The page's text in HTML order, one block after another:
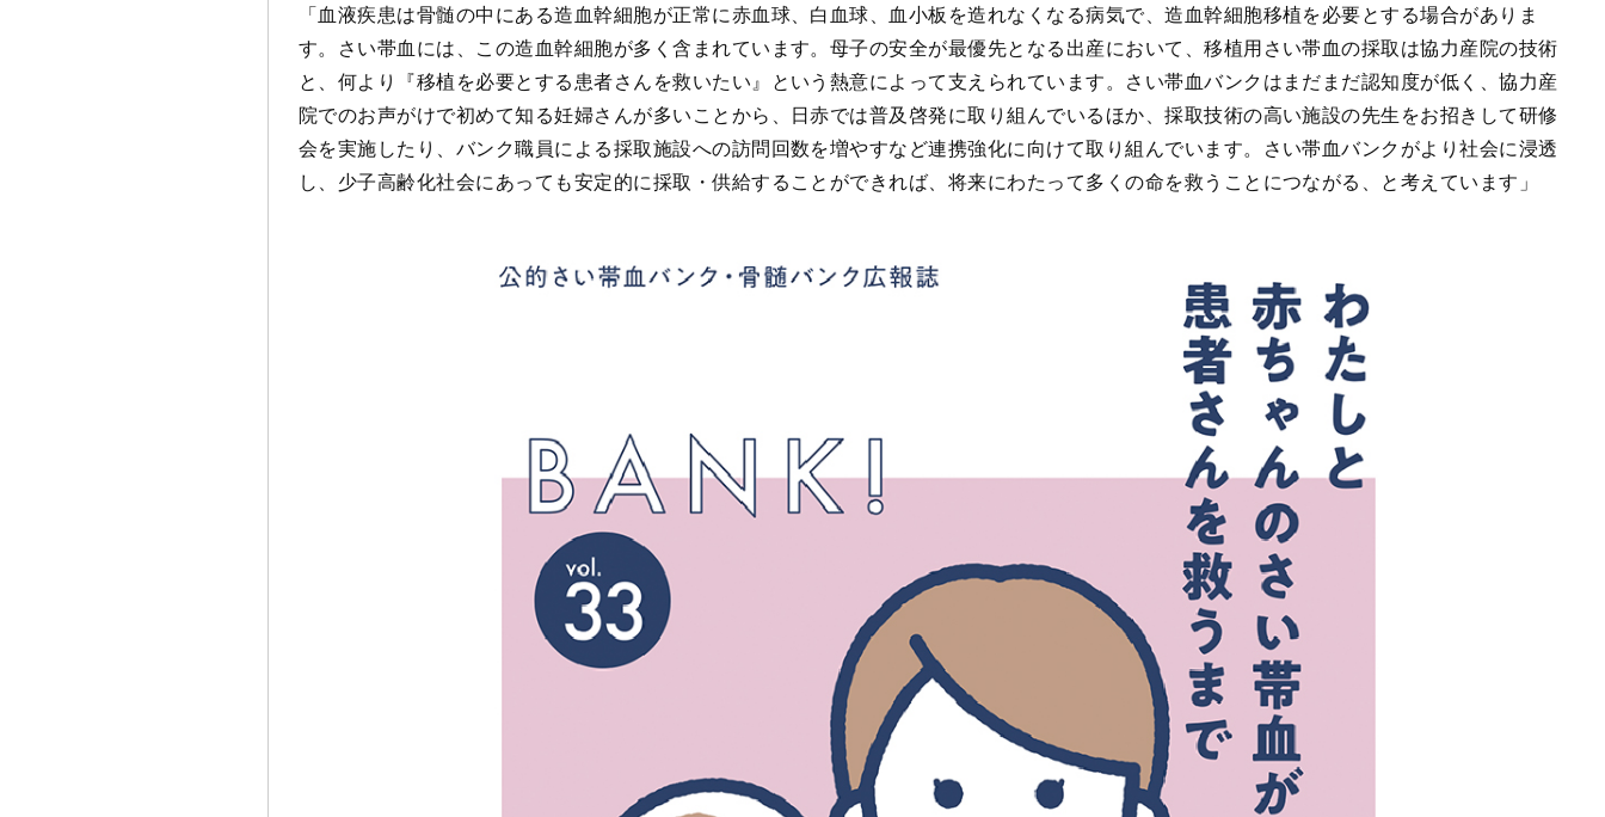
「血液疾患は骨髄の中にある造血幹細胞が正常に赤血球、白血球、血小板を造れなくなる病気で、造血幹細胞移植を必要とする場合がありま
す。さい帯血には、この造血幹細胞が多く含まれています。母子の安全が最優先となる出産において、移植用さい帯血の採取は協力産院の技術
と、何より『移植を必要とする患者さんを救いたい』という熱意によって支えられています。さい帯血バンクはまだまだ認知度が低く、協力産
院でのお声がけで初めて知る妊婦さんが多いことから、日赤では普及啓発に取り組んでいるほか、採取技術の高い施設の先生をお招きして研修
会を実施したり、バンク職員による採取施設への訪問回数を増やすなど連携強化に向けて取り組んでいます。
さい帯血バンクがより社会に浸透
し、少子高齢化社会にあっても安定的に採取・供給することができれば、将来にわたって多くの命を救うことにつながる
、と考えています」